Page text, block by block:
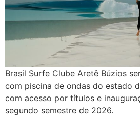
Brasil Surfe Clube Aretê Búzios
com piscina de ondas do estado
com acesso por títulos e
segundo semestre de 2026.